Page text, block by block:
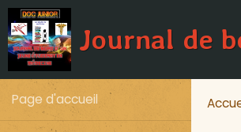
Journal de
Page d'accueil